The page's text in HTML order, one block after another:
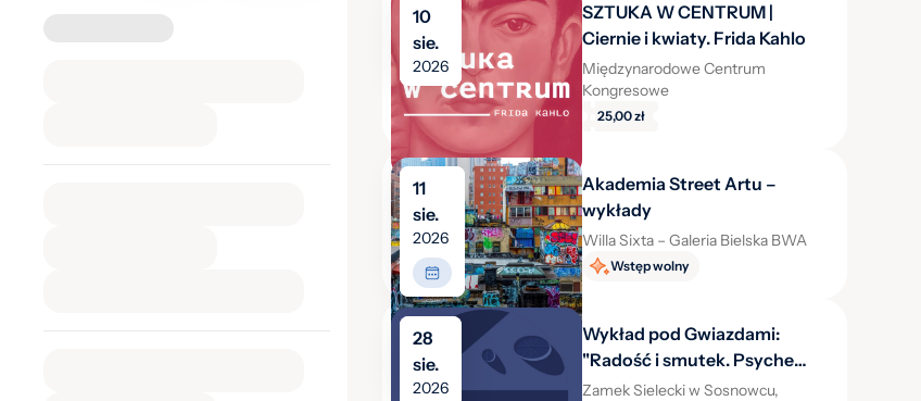
10
sie.
2026
SZTUKA W CENTRUM |
Ciernie i kwiaty. Frida Kahlo
Międzynarodowe Centrum
Kongresowe
25,00 zł
11
sie.
2026
Akademia Street Artu –
wykłady
Willa Sixta – Galeria Bielska BWA
Wstęp wolny
28
sie.
2026
Wykład pod Gwiazdami:
"Radość i smutek. Psyche
przegląda się w sztuce"
Zamek Sielecki w Sosnowcu,